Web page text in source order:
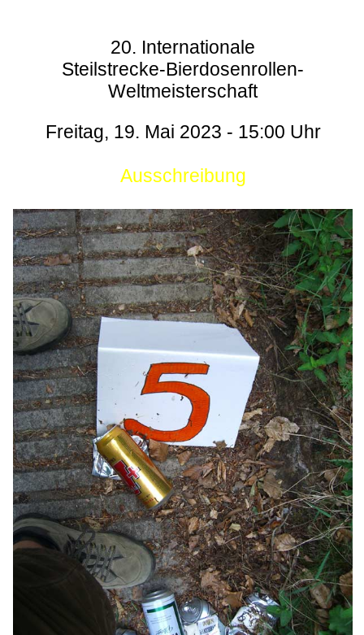
20. Internationale
Steilstrecke-Bierdosenrollen-
Weltmeisterschaft
Freitag, 19. Mai 2023 - 15:00 Uhr
Ausschreibung